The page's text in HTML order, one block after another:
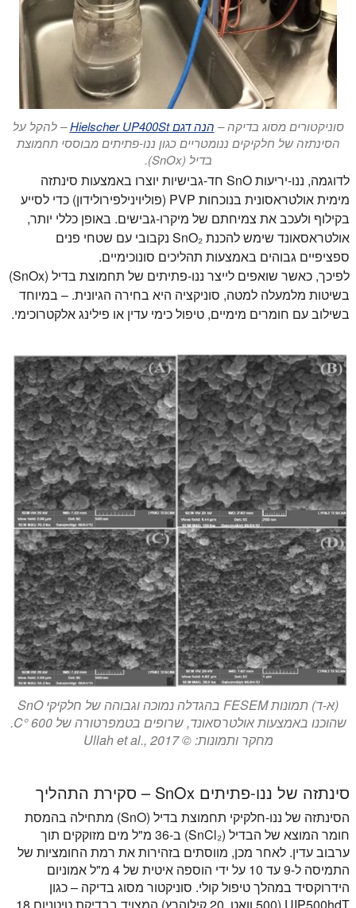
סוניקטורים מסוג בדיקה – הנה דגם Hielscher UP400St
– להקל על
הסינתזה של חלקיקים ננומטריים כגון ננו-פתיתים מבוססי תחמוצת
בדיל (SnOx).
לדוגמה, ננו-יריעות SnO חד-גבישיות יוצרו באמצעות סינתזה
מימית אולטראסונית בנוכחות PVP (פוליוינילפירולידון) כדי לסייע
בקילוף ולעכב את צמיחתם של מיקרו-גבישים. באופן כללי יותר,
אולטראסאונד שימש להכנת SnO₂ נקבובי עם שטחי פנים
ספציפיים גבוהים באמצעות תהליכים סונוכימיים.
לפיכך, כאשר שואפים לייצר ננו-פתיתים של תחמוצת בדיל (SnOx)
בשיטות מלמעלה למטה, סוניקציה היא בחירה הגיונית. – במיוחד
בשילוב עם חומרים מימיים, טיפול כימי עדין או פילינג אלקטרוכימי.
(א-ד) תמונות FESEM בהגדלה נמוכה וגבוהה של חלקיקי SnO
שהוכנו באמצעות אולטרסאונד, שרופים בטמפרטורה של 600 °C.
מחקר ותמונות: © Ullah et al., 2017
סינתזה של ננו-פתיתים SnOx – סקירת התהליך
הסינתזה של ננו-חלקיקי תחמוצת בדיל (SnO) מתחילה בהמסת
חומר המוצא של הבדיל (SnCl₂) ב-36 מ"ל מים מזוקקים תוך
ערבוב עדין. לאחר מכן, מווסתים בזהירות את רמת החומציות של
התמיסה ל-9 עד 10 על ידי הוספה איטית של 4 מ"ל אמוניום
הידרוקסיד במהלך טיפול קולי. סוניקטור מסוג בדיקה – כגון